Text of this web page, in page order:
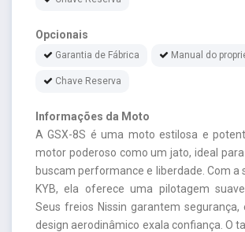
Opcionais
Garantia de Fábrica Manual do
Chave Reserva
Informações da Moto
A GSX-8S é uma moto estilosa e
motor poderoso como um jato, ideal
buscam performance e liberdade. Com a
KYB, ela oferece uma pilotagem
Seus freios Nissin garantem segurança,
design aerodinâmico exala confiança. O